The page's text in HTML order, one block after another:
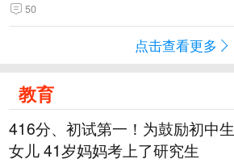
50
点击查看更多
教育
416分、初试第一！为鼓励初中生
女儿 41岁妈妈考上了研究生